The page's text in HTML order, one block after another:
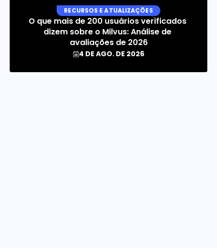
RECURSOS E ATUALIZAÇÕES
O que mais de 200 usuários verificados
dizem sobre o Milvus: Análise de
avaliações de 2026
4 DE AGO. DE 2026